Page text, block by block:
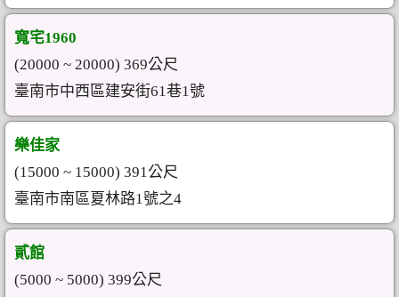
寬宅1960
(20000 ~ 20000) 369公尺
臺南市中西區建安街61巷1號
樂佳家
(15000 ~ 15000) 391公尺
臺南市南區夏林路1號之4
貳館
(5000 ~ 5000) 399公尺